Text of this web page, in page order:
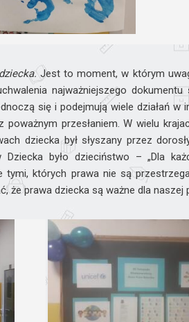
Jest to moment, w którym
najważniejszego dokumentu
się i podejmują wiele działań w
przesłaniem. W wielu
dziecka był słyszany przez
było dzieciństwo – „Dla
tymi, których prawa nie są
że prawa dziecka są ważne dla naszej